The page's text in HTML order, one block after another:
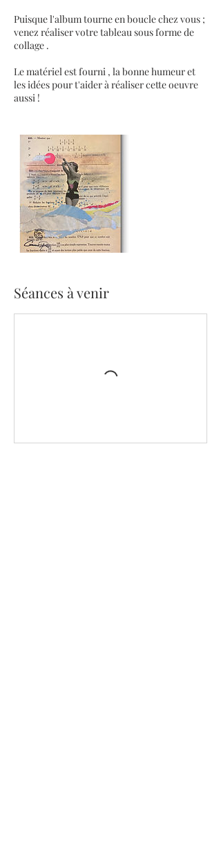
Puisque l'album tourne en boucle chez vous ;
venez réaliser votre tableau sous forme de
collage .
Le matériel est fourni , la bonne humeur et
les idées pour t'aider à réaliser cette oeuvre
aussi !
Séances à venir